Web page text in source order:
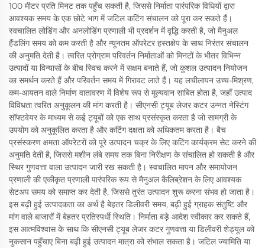
100 मीटर प्रति मिनट तक पहुँच सकती है, जिससे निर्माता पारंपरिक विधियों द्वारा
आवश्यक समय के एक छोटे भाग में जटिल कटिंग संचालन को पूरा कर सकते हैं।
स्वचालित लोडिंग और अनलोडिंग प्रणाली भी प्रदर्शन में वृद्धि करती है, जो मैनुअल
हैंडलिंग समय को कम करती है और न्यूनतम ऑपरेटर हस्तक्षेप के साथ निरंतर संचालन
की अनुमति देती है। त्वरित प्रोग्राम परिवर्तन निर्माताओं को मिनटों के भीतर विभिन्न
उत्पादों या विन्यासों के बीच स्विच करने में सक्षम बनाते हैं, जो कुशल उत्पादन नियोजन
का समर्थन करते हैं और परिवर्तन समय में गिरावट लाते हैं। यह लचीलापन उच्च-मिश्रण,
कम-आयतन वाले निर्माण वातावरण में विशेष रूप से मूल्यवान साबित होता है, जहाँ उत्पाद
विविधता त्वरित अनुकूलन की मांग करती है। सीएनसी ट्यूब लेजर कटर उन्नत नेस्टिंग
सॉफ्टवेयर के माध्यम से कई ट्यूबों को एक साथ प्रसंस्कृत करता है जो सामग्री के
उपयोग को अनुकूलित करता है और कटिंग दक्षता को अधिकतम करता है। बैच
प्रसंस्करण क्षमता ऑपरेटरों को पूरे उत्पादन चक्र के लिए कटिंग कार्यक्रम सेट करने की
अनुमति देती है, जिससे मशीन लंबे समय तक बिना निरीक्षण के संचालित हो सकती है और
स्थिर गुणवत्ता वाला उत्पादन जारी रख सकती है। स्वचालित मापन और समायोजन
प्रणाली की एकीकृत प्रणाली पारंपरिक रूप से मैनुअल कैलिब्रेशन के लिए आवश्यक
सेटअप समय को समाप्त कर देती है, जिससे तुरंत उत्पादन शुरू करना संभव हो जाता है।
इस बढ़ी हुई उत्पादकता का अर्थ है बेहतर डिलीवरी समय, बढ़ी हुई ग्राहक संतुष्टि और
मांग वाले बाजारों में बेहतर प्रतिस्पर्धी स्थिति। निर्माता बड़े आदेश स्वीकार कर सकते हैं,
इस आत्मविश्वास के साथ कि सीएनसी ट्यूब लेजर कटर गुणवत्ता या डिलीवरी शेड्यूल को
नुकसान पहुँचाए बिना बढ़ी हुई उत्पादन मात्रा को संभाल सकता है। जटिल ज्यामिति या